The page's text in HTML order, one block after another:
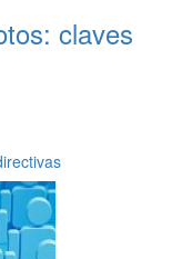
claves